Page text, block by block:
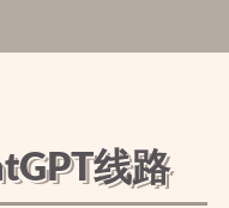
线路